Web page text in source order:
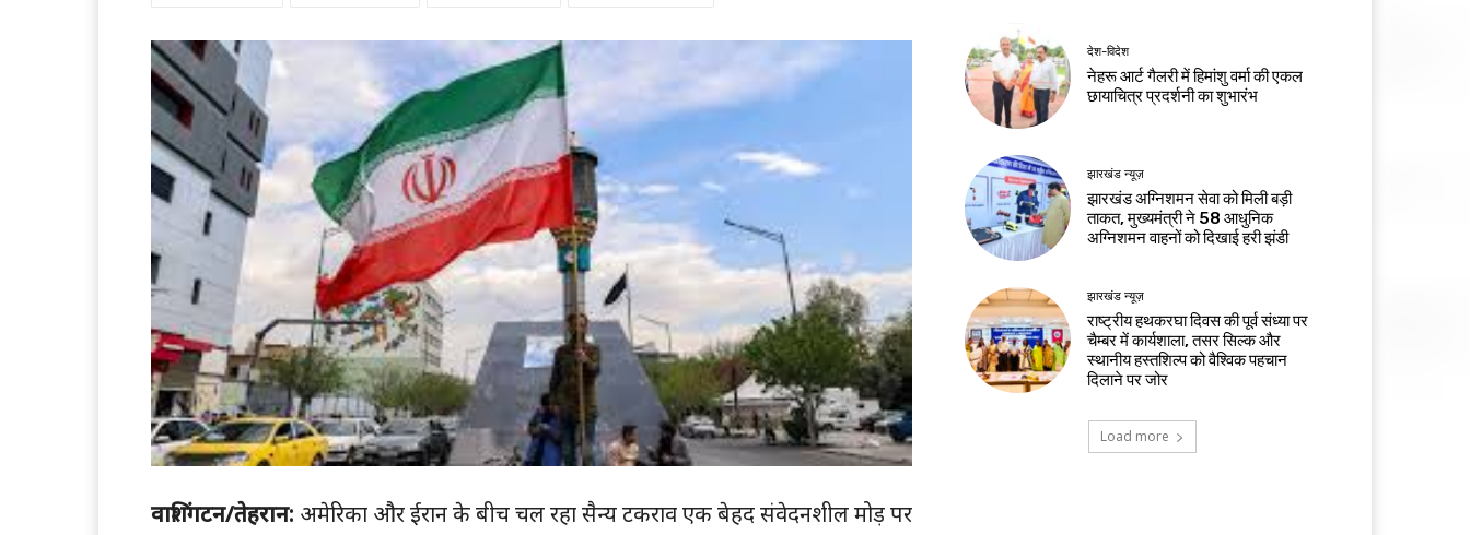
वाशिंगटन/तेहरान: अमेरिका और ईरान के बीच चल रहा सैन्य टकराव एक बेहद संवेदनशील मोड़ पर
देश-विदेश
नेहरू आर्ट गैलरी में हिमांशु वर्मा की एकल
छायाचित्र प्रदर्शनी का शुभारंभ
झारखंड न्यूज़
झारखंड अग्निशमन सेवा को मिली बड़ी
ताकत, मुख्यमंत्री ने 58 आधुनिक
अग्निशमन वाहनों को दिखाई हरी झंडी
झारखंड न्यूज़
राष्ट्रीय हथकरघा दिवस की पूर्व संध्या पर
चैम्बर में कार्यशाला, तसर सिल्क और
स्थानीय हस्तशिल्प को वैश्विक पहचान
दिलाने पर जोर
Load more